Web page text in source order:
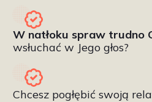
W natłoku spraw trudno
wsłuchać w Jego głos?
Chcesz pogłębić swoją